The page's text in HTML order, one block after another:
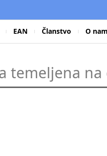
EAN Članstvo O
temeljena